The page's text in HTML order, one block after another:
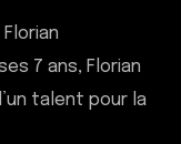
7 ans, Florian
talent pour la